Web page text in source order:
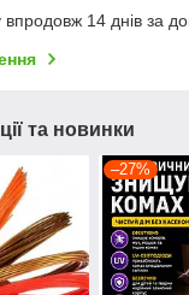
14 днів за
та новинки
–27%